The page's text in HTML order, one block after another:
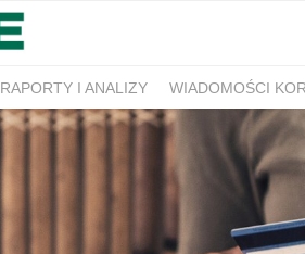
RAPORTY I ANALIZY WIADOMOŚCI